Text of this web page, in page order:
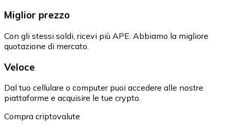
Miglior prezzo
Con gli stessi soldi, ricevi più APE. Abbiamo la migliore
quotazione di mercato.
Veloce
Dal tuo cellulare o computer puoi accedere alle nostre
piattaforme e acquisire le tue crypto.
Compra criptovalute